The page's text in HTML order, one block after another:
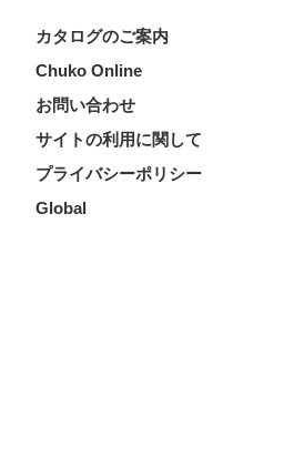
カタログのご案内
Chuko Online
お問い合わせ
サイトの利用に関して
プライバシーポリシー
Global